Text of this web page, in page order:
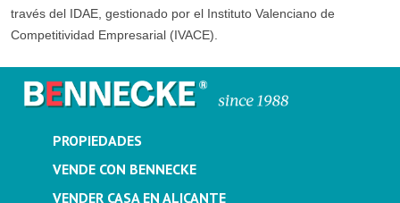
través del IDAE, gestionado por el Instituto Valenciano de
Competitividad Empresarial (IVACE).
PROPIEDADES
VENDE CON BENNECKE
VENDER CASA EN ALICANTE